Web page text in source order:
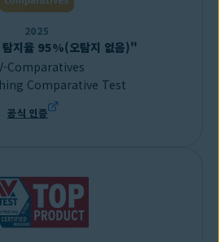
2025
탐지율 95%(오탐지 없음)"
Comparatives
Comparative Test
공식 인증